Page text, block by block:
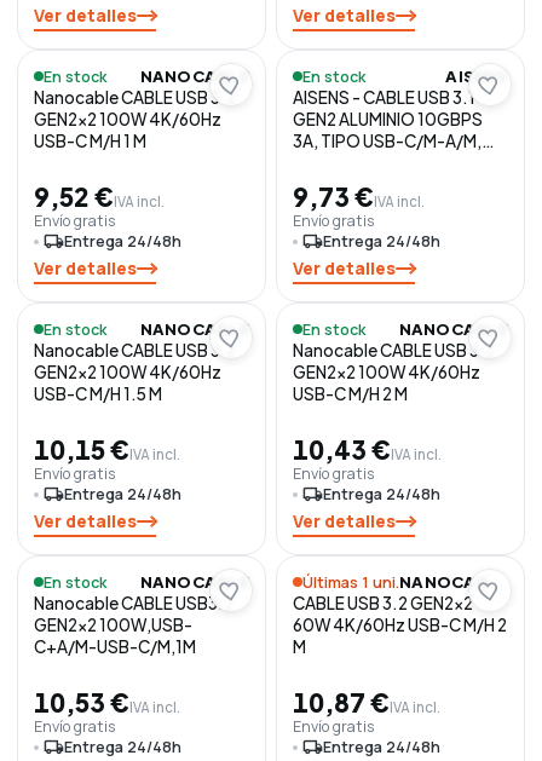
Ver detalles Ver detalles
En stock NANOCABLE
Nanocable CABLE USB 3.2
GEN2x2 100W 4K/60Hz
USB-C M/H 1 M
9,52 €IVA incl.
Envío gratis
local_shippingEntrega 24/48h
Ver detalles
En stock AISENS
AISENS - CABLE USB 3.1
GEN2 ALUMINIO 10GBPS
3A, TIPO USB-C/M-A/M,
9,73 €IVA incl.
Envío gratis
local_shippingEntrega 24/48h
Ver detalles
En stock NANOCABLE
Nanocable CABLE USB 3.2
GEN2x2 100W 4K/60Hz
USB-C M/H 1.5 M
10,15 €IVA incl.
Envío gratis
local_shippingEntrega 24/48h
Ver detalles
En stock NANOCABLE
Nanocable CABLE USB 3.2
GEN2x2 100W 4K/60Hz
USB-C M/H 2 M
10,43 €IVA incl.
Envío gratis
local_shippingEntrega 24/48h
Ver detalles
En stock NANOCABLE
Nanocable CABLE USB3.2
GEN2x2 100W,USB-
C+A/M-USB-C/M,1M
10,53 €IVA incl.
Envío gratis
local_shippingEntrega 24/48h
Últimas 1 uni. NANOCABLE
CABLE USB 3.2 GEN2x2
60W 4K/60Hz USB-C M/H 2
M
10,87 €IVA incl.
Envío gratis
local_shippingEntrega 24/48h